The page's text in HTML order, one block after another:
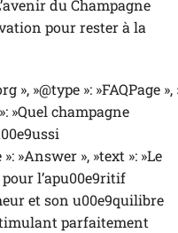
du Champagne
pour rester à la
», »@type »: »FAQPage
»Quel champagne
»Answer », »text »: »Le
l’apu00e9ritif
et son u00e9quilibre
parfaitement